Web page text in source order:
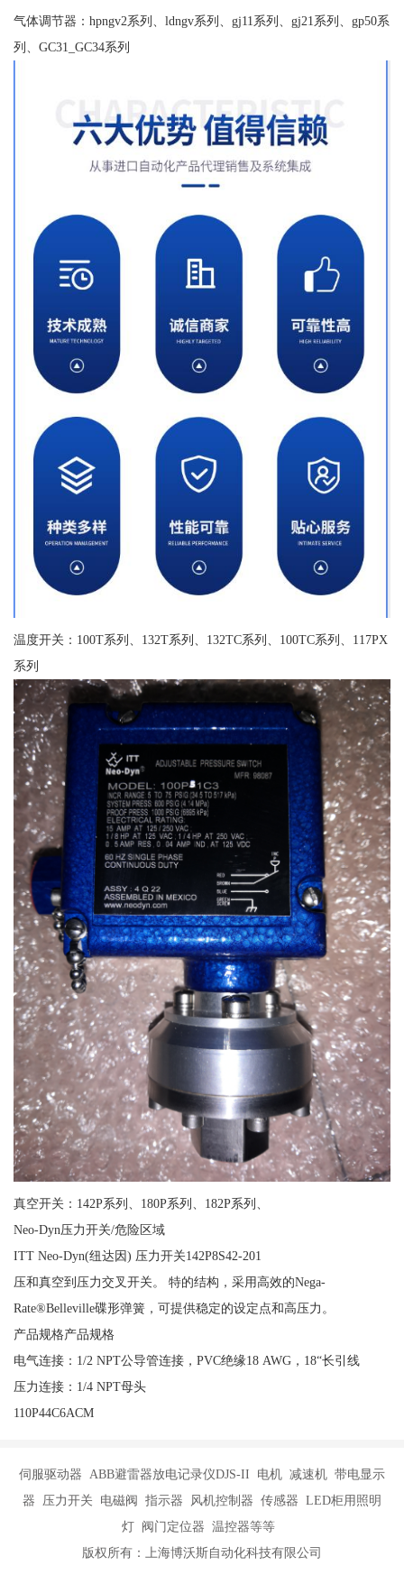
气体调节器：hpngv2系列、ldngv系列、gj11系列、gj21系列、gp50系
列、GC31_GC34系列
温度开关：100T系列、132T系列、132TC系列、100TC系列、117PX
系列
真空开关：142P系列、180P系列、182P系列、
Neo-Dyn压力开关/危险区域
ITT Neo-Dyn(纽达因) 压力开关142P8S42-201
压和真空到压力交叉开关。 特的结构，采用高效的Nega-
Rate®Belleville碟形弹簧，可提供稳定的设定点和高压力。
产品规格产品规格
电气连接：1/2 NPT公导管连接，PVC绝缘18 AWG，18“长引线
压力连接：1/4 NPT母头
110P44C6ACM
伺服驱动器 ABB避雷器放电记录仪DJS-II 电机 减速机 带电显示
器 压力开关 电磁阀 指示器 风机控制器 传感器 LED柜用照明
灯 阀门定位器 温控器等等
版权所有：上海博沃斯自动化科技有限公司